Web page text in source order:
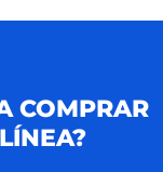
COMPRAR